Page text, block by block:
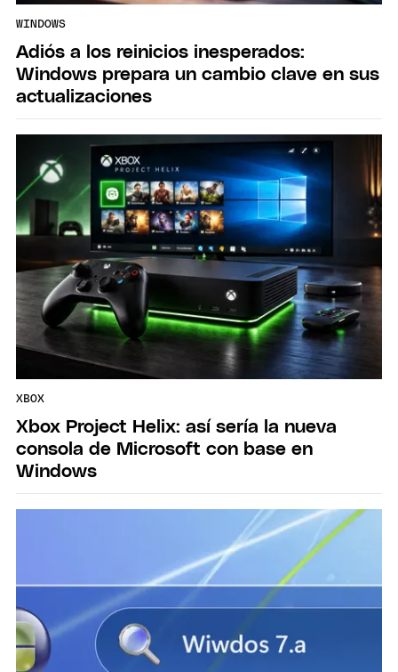
WINDOWS
Adiós a los reinicios inesperados:
Windows prepara un cambio clave en sus
actualizaciones
XBOX
Xbox Project Helix: así sería la nueva
consola de Microsoft con base en
Windows